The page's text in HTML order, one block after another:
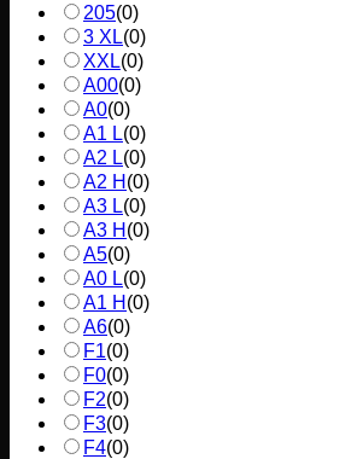
205(0)
3 XL(0)
XXL(0)
A00(0)
A0(0)
A1 L(0)
A2 L(0)
A2 H (0)
A3 L(0)
A3 H (0)
A5(0)
A0 L(0)
A1 H (0)
A6(0)
F1(0)
F0(0)
F2(0)
F3(0)
F4(0)